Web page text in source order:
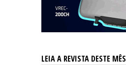
LEIA A REVISTA DESTE MÊS